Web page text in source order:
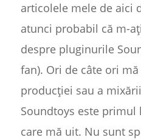
articolele mele de aici
atunci probabil că m-
despre pluginurile
fan). Ori de câte ori
producției sau a
Soundtoys este
care mă uit. Nu sunt